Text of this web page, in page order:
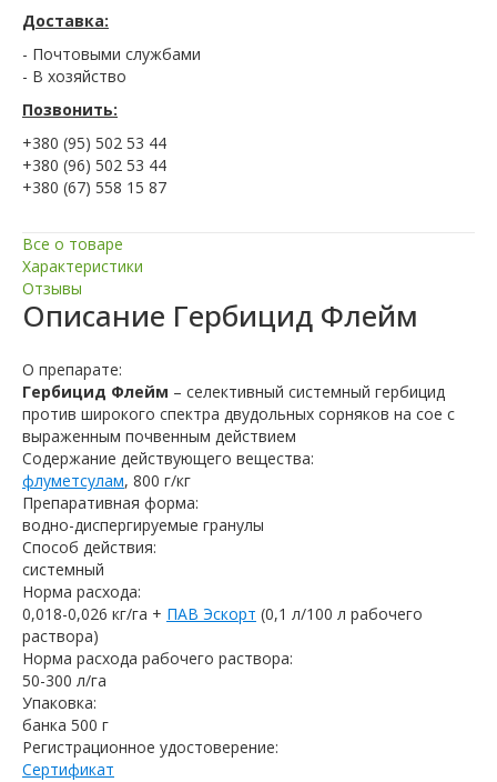
Доставка:
- Почтовыми службами
- В хозяйство
Позвонить:
+380 (95) 502 53 44
+380 (96) 502 53 44
+380 (67) 558 15 87
Все о товаре
Характеристики
Отзывы
Описание Гербицид Флейм
О препарате:
Гербицид Флейм – селективный системный гербицид
против широкого спектра двудольных сорняков на сое с
выраженным почвенным действием
Содержание действующего вещества:
флуметсулам, 800 г/кг
Препаративная форма:
водно-диспергируемые гранулы
Способ действия:
системный
Норма расхода:
0,018-0,026 кг/га + ПАВ Эскорт (0,1 л/100 л рабочего
раствора)
Норма расхода рабочего раствора:
50-300 л/га
Упаковка:
банка 500 г
Регистрационное удостоверение:
Сертификат